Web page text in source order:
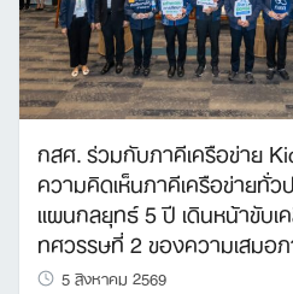
กสศ. ร่วมกับภาคีเครือข่าย
ความคิดเห็นภาคีเครือข่ายทั่ว
แผนกลยุทธ์ 5 ปี เดินหน้าขับ
ทศวรรษที่ 2 ของความเสมอ
5 สิงหาคม 2569